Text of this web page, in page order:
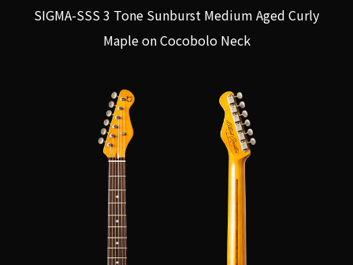
SIGMA-SSS 3 Tone Sunburst Medium Aged Curly
Maple on Cocobolo Neck